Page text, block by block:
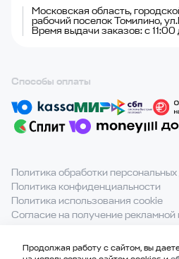
Московская область,
рабочий поселок Томилино,
Время выдачи заказов: с
Способы оплаты
Политика обработки
Политика конфиденциальности
Политика использования cookie
Согласие на получение
При полном или частичном
Продолжая работу с сайтом, вы